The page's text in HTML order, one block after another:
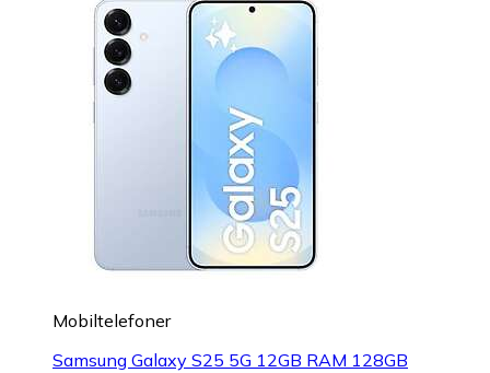
Mobiltelefoner
Samsung Galaxy S25 5G 12GB RAM 128GB